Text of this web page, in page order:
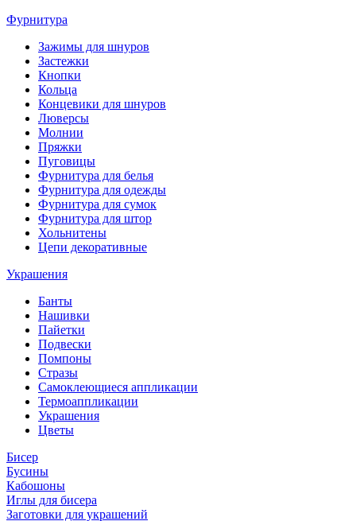
Фурнитура
Зажимы для шнуров
Застежки
Кнопки
Кольца
Концевики для шнуров
Люверсы
Молнии
Пряжки
Пуговицы
Фурнитура для белья
Фурнитура для одежды
Фурнитура для сумок
Фурнитура для штор
Хольнитены
Цепи декоративные
Украшения
Банты
Нашивки
Пайетки
Подвески
Помпоны
Стразы
Самоклеющиеся аппликации
Термоаппликации
Украшения
Цветы
Бисер
Бусины
Кабошоны
Иглы для бисера
Заготовки для украшений